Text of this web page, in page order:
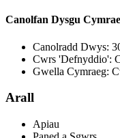
Canolfan Dysgu
Canolradd Dwys:
Cwrs 'Defnyddio':
Gwella Cymraeg:
Arall
Apiau